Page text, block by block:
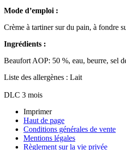
Mode d’emploi :
Crème à tartiner sur du pain, à fondre
Ingrédients :
Beaufort AOP: 50 %, eau, beurre, sel
Liste des allergènes : Lait
DLC 3 mois
Imprimer
Haut de page
Conditions générales de vente
Mentions légales
Règlement sur la vie privée